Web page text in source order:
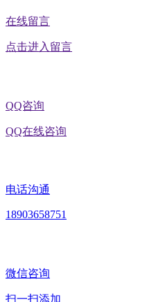
在线留言
点击进入留言
QQ咨询
QQ在线咨询
电话沟通
18903658751
微信咨询
扫一扫添加